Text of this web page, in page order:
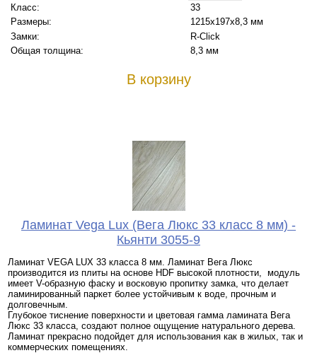
Класс:
33
Размеры:
1215х197х8,3 мм
Замки:
R-Click
Общая толщина:
8,3 мм
В корзину
Ламинат Vega Lux (Вега Люкс 33 класс 8 мм) -
Кьянти 3055-9
Ламинат VEGA LUX 33 класса 8 мм. Ламинат Вега Люкс
производится из плиты на основе HDF высокой плотности, модуль
имеет V-образную фаску и восковую пропитку замка, что делает
ламинированный паркет более устойчивым к воде, прочным и
долговечным.
Глубокое тиснение поверхности и цветовая гамма ламината Вега
Люкс 33 класса, создают полное ощущение натурального дерева.
Ламинат прекрасно подойдет для использования как в жилых, так и
коммерческих помещениях.